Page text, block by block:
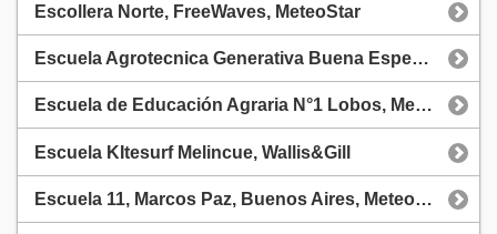
Escollera Norte, FreeWaves, MeteoStar
Escuela Agrotecnica Generativa Buena Esperanza, MeteoStar Team
Escuela de Educación Agraria N°1 Lobos, MeteoStar Team
Escuela KItesurf Melincue, Wallis&Gill
Escuela 11, Marcos Paz, Buenos Aires, Meteostar